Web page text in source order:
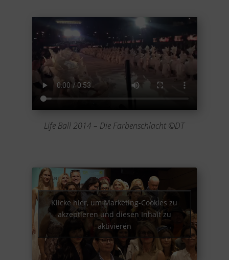
Life Ball 2014 – Die Farbenschlacht ©DT
Klicke hier, um Marketing-Cookies zu
akzeptieren und diesen Inhalt zu
aktivieren